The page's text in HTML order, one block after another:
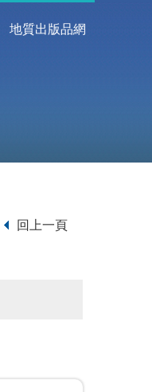
地質出版品網
回上一頁